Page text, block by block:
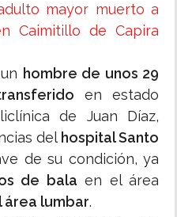
mayor muerto a
Caimitillo de Capira
hombre de unos 29
en estado
de Juan Díaz,
del hospital Santo
de su condición, ya
de bala en el área
área lumbar.